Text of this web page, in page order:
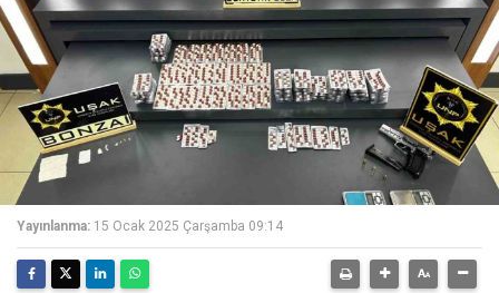
Yayınlanma: 15 Ocak 2025 Çarşamba 09:14